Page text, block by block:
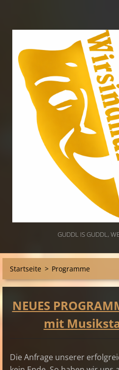
GUDDL IS GUDDL,
Startseite > Programme
NEUES
mit
Die Anfrage unserer